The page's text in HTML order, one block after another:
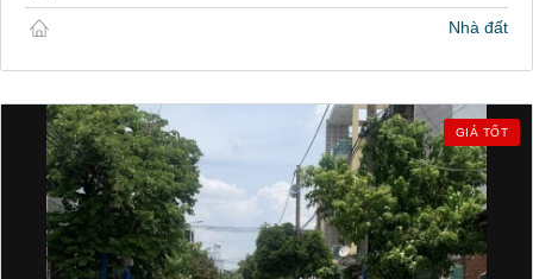
Nhà đất
GIÁ TỐT